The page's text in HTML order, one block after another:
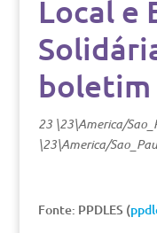
Local e
boletim
23 \23\America/
\23\America/
Fonte: PPDLES (